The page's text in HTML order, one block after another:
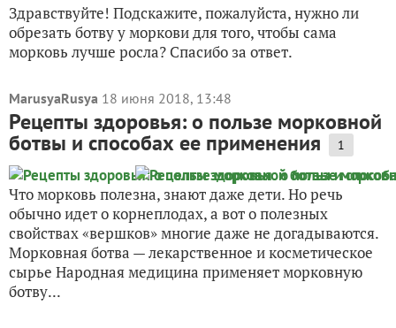
Здравствуйте! Подскажите, пожалуйста, нужно ли
обрезать ботву у моркови для того, чтобы сама
морковь лучше росла? Спасибо за ответ.
MarusyaRusya 18 июня 2018, 13:48
Рецепты здоровья: о пользе морковной
ботвы и способах ее применения 1
Что морковь полезна, знают даже дети. Но речь
обычно идет о корнеплодах, а вот о полезных
свойствах «вершков» многие даже не догадываются.
Морковная ботва — лекарственное и косметическое
сырье Народная медицина применяет морковную
ботву...